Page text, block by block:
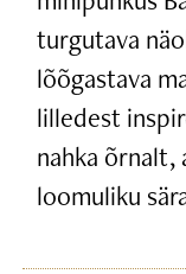
turgutava
lõõgastava
lilledest
nahka õrnalt,
loomuliku